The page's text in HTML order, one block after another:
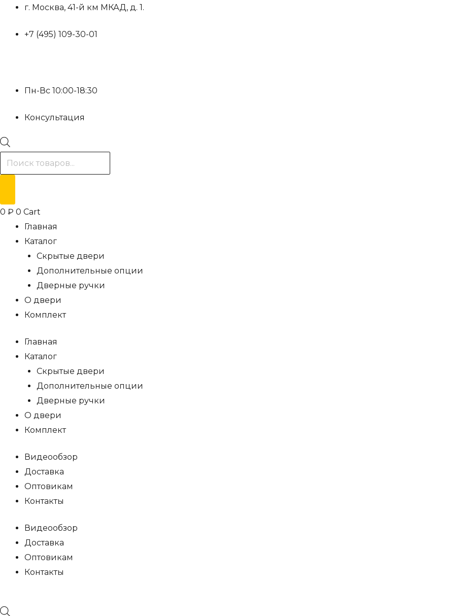
Перейти
содержимому
г. Москва, 41-й км МКАД, д. 1.
+7 (495) 109-30-01
Пн-Вс 10:00-18:30
Консультация
Поиск
товаров
0 ₽ 0 Cart
Главная
Каталог
Скрытые двери
Дополнительные опции
Дверные ручки
О двери
Комплект
Главная
Каталог
Скрытые двери
Дополнительные опции
Дверные ручки
О двери
Комплект
Видеообзор
Доставка
Оптовикам
Контакты
Видеообзор
Доставка
Оптовикам
Контакты